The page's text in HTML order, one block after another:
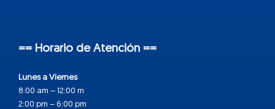
== Horario de Atención ==
Lunes a Viernes
8:00 am – 12:00 m
2:00 pm – 6:00 pm